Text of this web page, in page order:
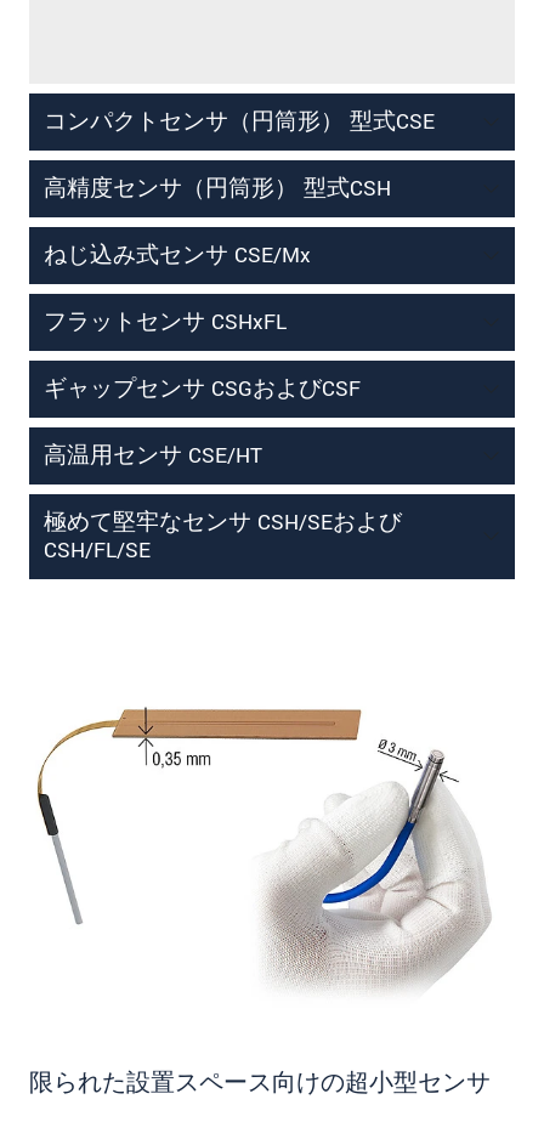
コンパクトセンサ（円筒形） 型式CSE
高精度センサ（円筒形） 型式CSH
ねじ込み式センサ CSE/Mx
フラットセンサ CSHxFL
ギャップセンサ CSGおよびCSF
高温用センサ CSE/HT
極めて堅牢なセンサ CSH/SEおよび
CSH/FL/SE
限られた設置スペース向けの超小型センサ